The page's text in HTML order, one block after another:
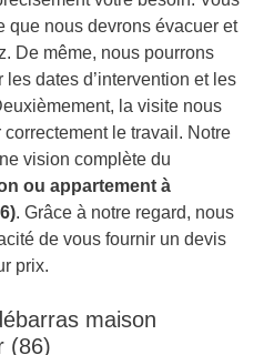
que nous devrons évacuer et
De même, nous pourrons
les dates d’intervention et les
la visite nous
le travail. Notre
vision complète du
ou appartement à
. Grâce à notre regard, nous
de vous fournir un devis
prix.
maison
(86)